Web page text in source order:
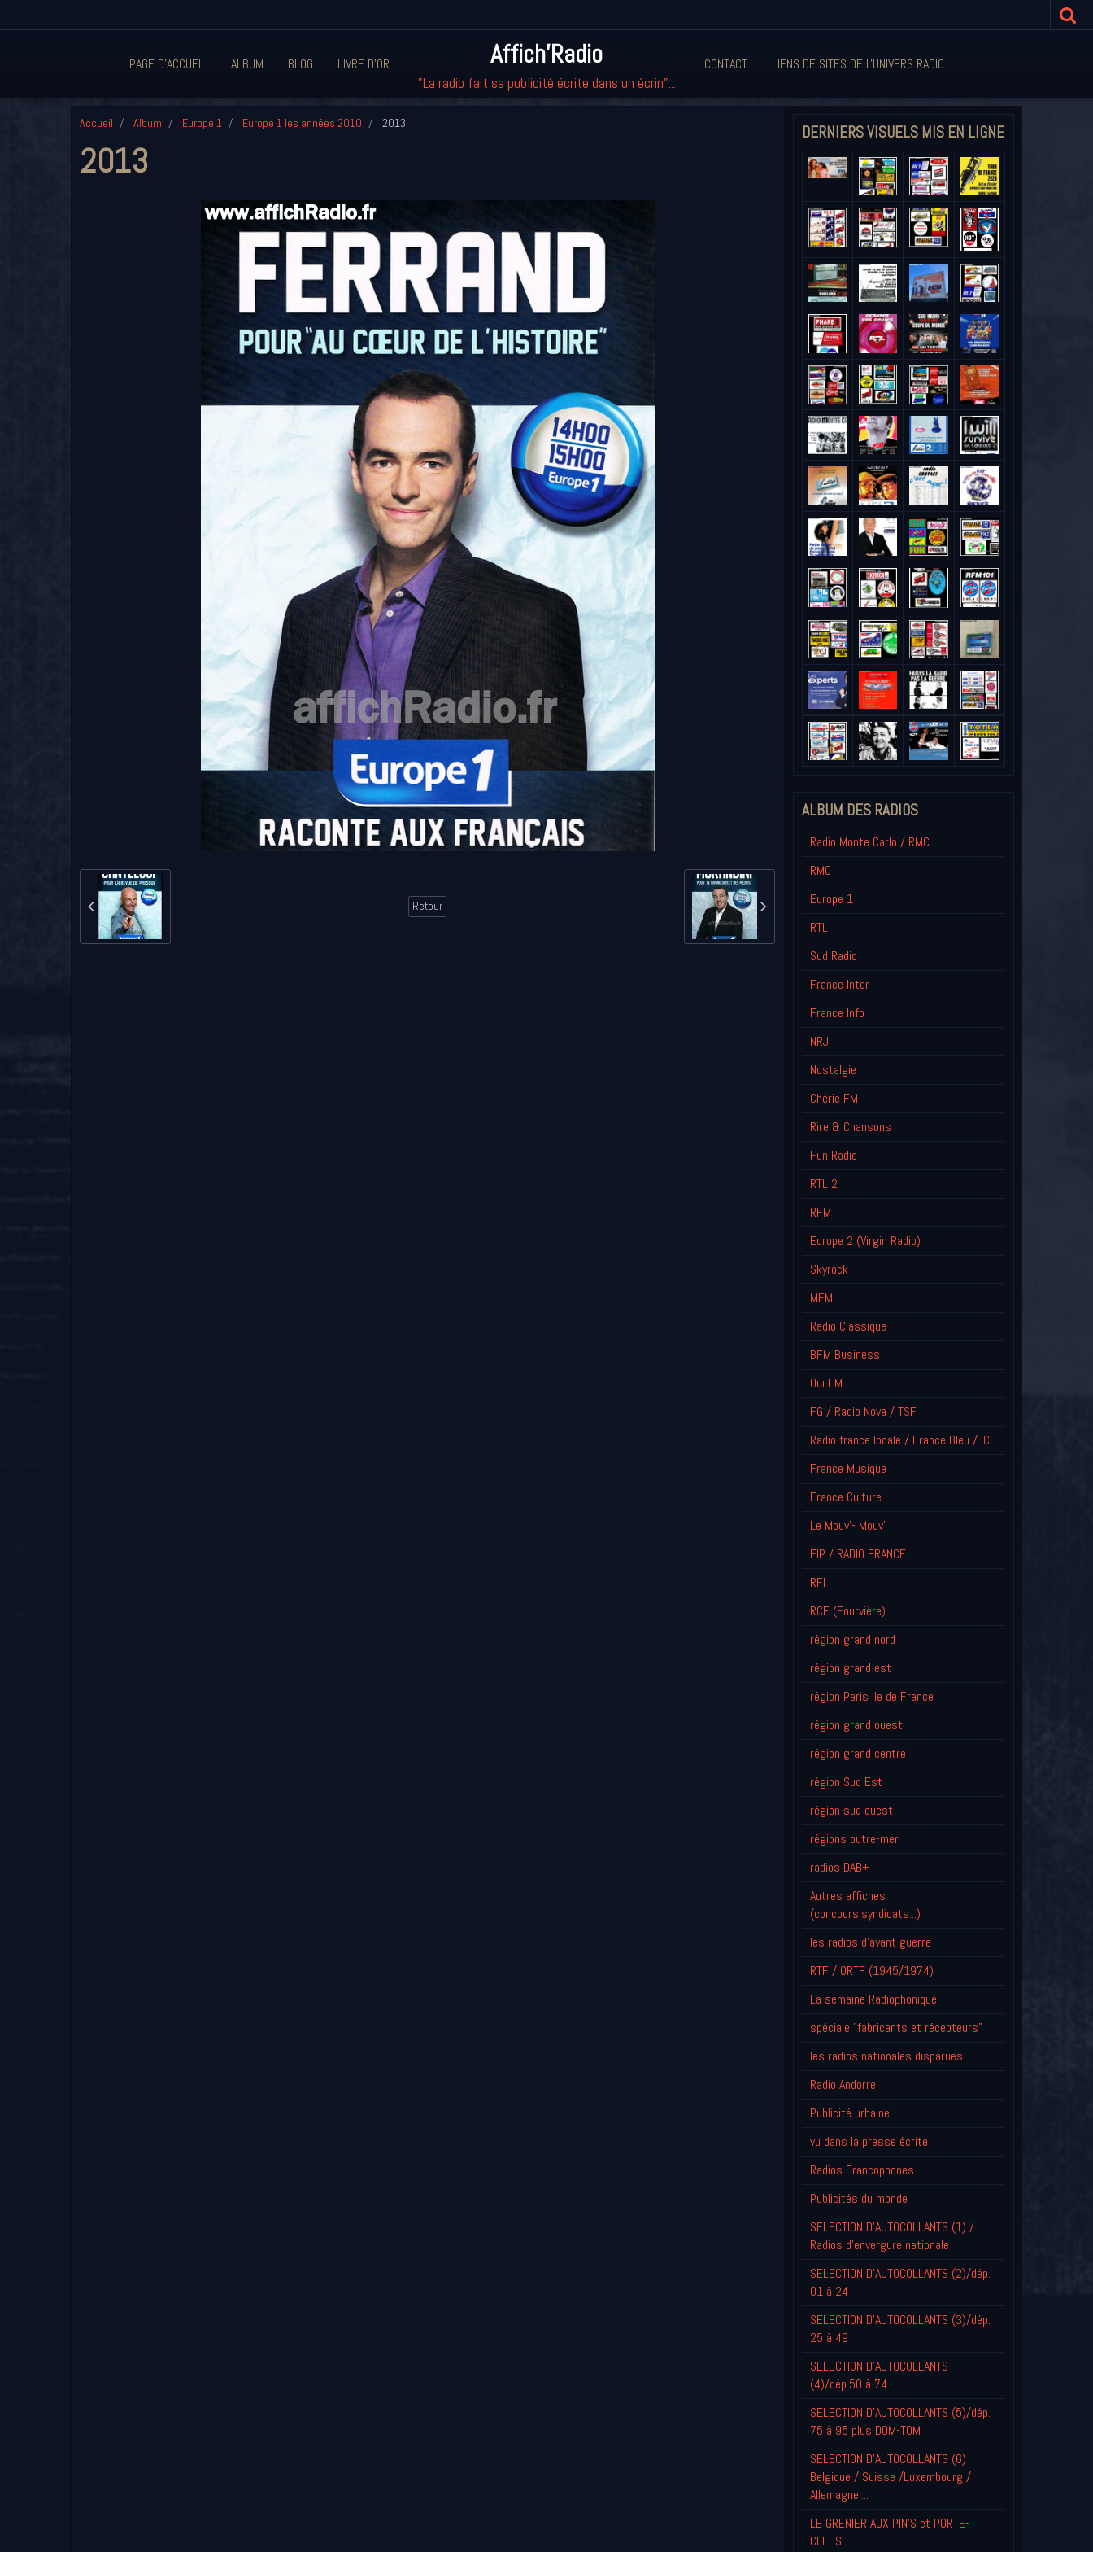
PAGE D'ACCUEIL ALBUM BLOG LIVRE D'OR Affich'Radio
"La radio fait sa publicité écrite dans un écrin"...
CONTACT LIENS DE SITES DE L'UNIVERS RADIO
Accueil Album Europe 1 Europe 1 les années 2010 2013
2013
Retour
DERNIERS VISUELS MIS EN LIGNE
ALBUM DES RADIOS
Radio Monte Carlo / RMC
RMC
Europe 1
RTL
Sud Radio
France Inter
France Info
NRJ
Nostalgie
Chérie FM
Rire & Chansons
Fun Radio
RTL 2
RFM
Europe 2 (Virgin Radio)
Skyrock
MFM
Radio Classique
BFM Business
Oui FM
FG / Radio Nova / TSF
Radio france locale / France Bleu / ICI
France Musique
France Culture
Le Mouv'- Mouv'
FIP / RADIO FRANCE
RFI
RCF (Fourvière)
région grand nord
région grand est
région Paris Ile de France
région grand ouest
région grand centre
région Sud Est
région sud ouest
régions outre-mer
radios DAB+
Autres affiches
(concours,syndicats...)
les radios d'avant guerre
RTF / ORTF (1945/1974)
La semaine Radiophonique
spéciale "fabricants et récepteurs"
les radios nationales disparues
Radio Andorre
Publicité urbaine
vu dans la presse écrite
Radios Francophones
Publicités du monde
SELECTION D'AUTOCOLLANTS (1) /
Radios d'envergure nationale
SELECTION D'AUTOCOLLANTS (2)/dép.
01 à 24
SELECTION D'AUTOCOLLANTS (3)/dép.
25 à 49
SELECTION D'AUTOCOLLANTS
(4)/dép.50 à 74
SELECTION D'AUTOCOLLANTS (5)/dép.
75 à 95 plus DOM-TOM
SELECTION D'AUTOCOLLANTS (6)
Belgique / Suisse /Luxembourg /
Allemagne....
LE GRENIER AUX PIN'S et PORTE-
CLEFS